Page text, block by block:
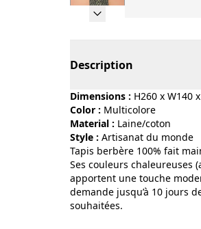
Description
Dimensions : H260 x W140
Color :
multicolore
Material :
laine/coton
Style :
artisanat du monde
Tapis berbère 100% fait
Ses couleurs chaleureuses
apportent une touche
demande jusqu’à 10 jours
souhaitées.